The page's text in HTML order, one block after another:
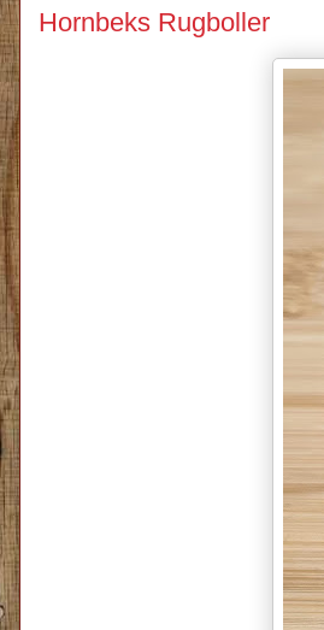
Hornbeks Rugboller